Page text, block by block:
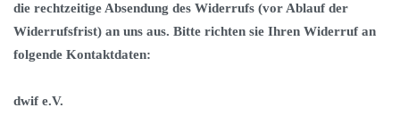
die rechtzeitige Absendung des Widerrufs (vor Ablauf der
Widerrufsfrist) an uns aus. Bitte richten sie Ihren Widerruf an
folgende Kontaktdaten:
dwif e.V.